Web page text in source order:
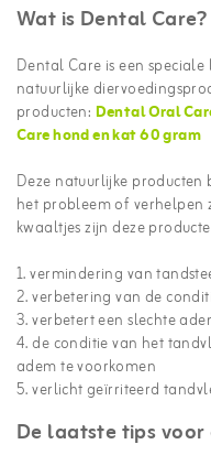
Wat is Dental Care?
Dental Care is een
natuurlijke
producten: Dental Oral
Care hond en kat 60 gram
Deze natuurlijke
het probleem of verhelpen
kwaaltjes zijn deze
1. vermindering van
2. verbetering van de
3. verbetert een slechte
4. de conditie van het
adem te voorkomen
5. verlicht geïrriteerd
De laatste tips